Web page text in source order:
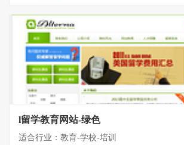
l留学教育网站-绿色
适合行业：教育-学校-培训